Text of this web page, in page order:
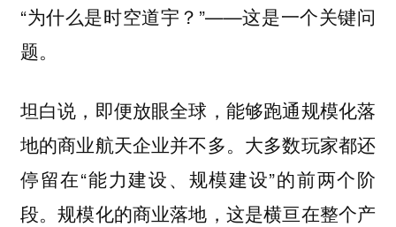
“为什么是时空道宇？”——这是一个关键问
题。
坦白说，即便放眼全球，能够跑通规模化落
地的商业航天企业并不多。大多数玩家都还
停留在“能力建设、规模建设”的前两个阶
段。规模化的商业落地，这是横亘在整个产